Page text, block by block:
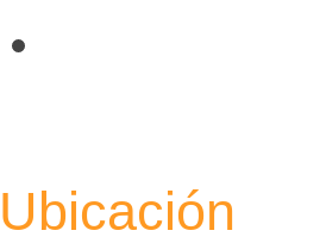
Ubicación